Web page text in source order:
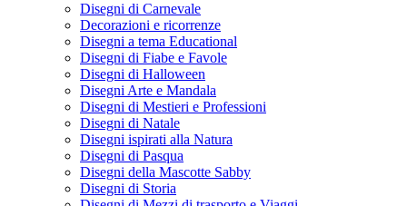
Disegni di Carnevale
Decorazioni e ricorrenze
Disegni a tema Educational
Disegni di Fiabe e Favole
Disegni di Halloween
Disegni Arte e Mandala
Disegni di Mestieri e Professioni
Disegni di Natale
Disegni ispirati alla Natura
Disegni di Pasqua
Disegni della Mascotte Sabby
Disegni di Storia